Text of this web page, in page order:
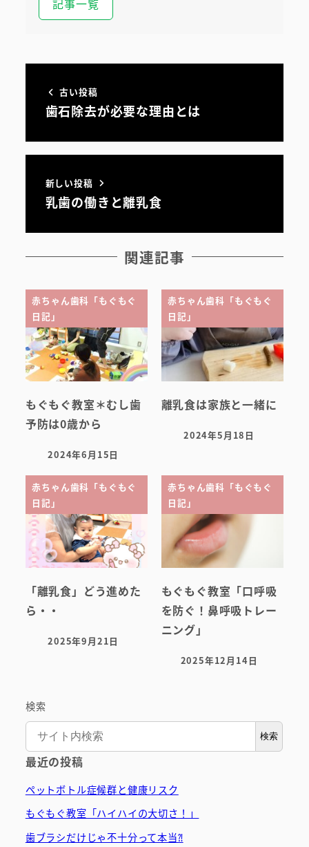
医院案内・アクセス
古い投稿
歯石除去が必要な理由とは
新しい投稿
乳歯の働きと離乳食
関連記事
赤ちゃん歯科「もぐもぐ
日記」
もぐもぐ教室＊むし歯
予防は0歳から
投稿日
2024年6月15日
赤ちゃん歯科「もぐもぐ
日記」
離乳食は家族と一緒に
投稿日
2024年5月18日
赤ちゃん歯科「もぐもぐ
日記」
「離乳食」どう進めた
ら・・
投稿日
2025年9月21日
赤ちゃん歯科「もぐもぐ
日記」
もぐもぐ教室「口呼吸
を防ぐ！鼻呼吸トレー
ニング」
投稿日
2025年12月14日
検索
検索
最近の投稿
ペットボトル症候群と健康リスク
もぐもぐ教室「ハイハイの大切さ！」
歯ブラシだけじゃ不十分って本当⁈